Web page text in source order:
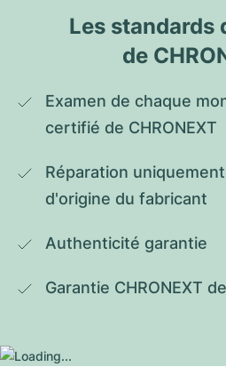
Les standards
de
Examen de chaque
certifié de CHRONEXT
Réparation
d'origine du fabricant
Authenticité garantie
Garantie CHRONEXT